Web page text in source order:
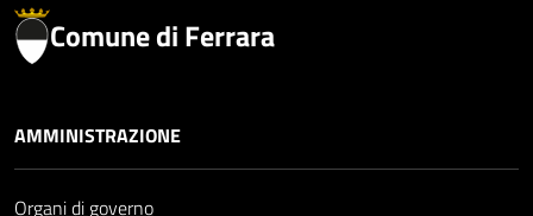
Comune di Ferrara
AMMINISTRAZIONE
Organi di governo